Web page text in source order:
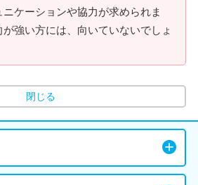
ケーションや協力が求められま
強い方には、向いていないでしょ
閉じる